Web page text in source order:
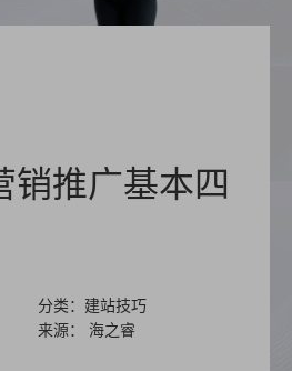
销推广基本四
分类：建站技巧
来源： 海之睿